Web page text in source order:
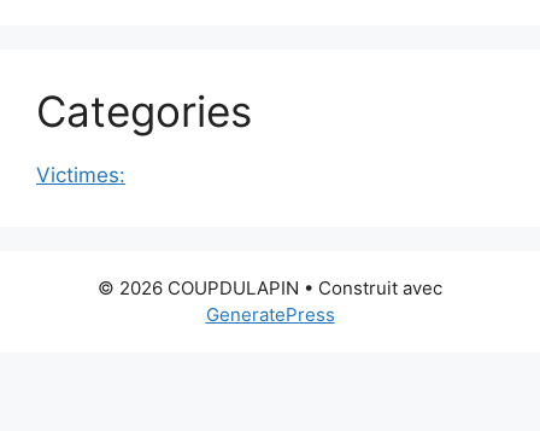
Categories
Victimes:
© 2026 COUPDULAPIN • Construit avec
GeneratePress